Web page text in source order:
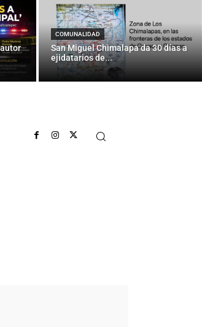
COMUNALIDAD
San Miguel Chimalapa da 30 días a
ejidatarios de...